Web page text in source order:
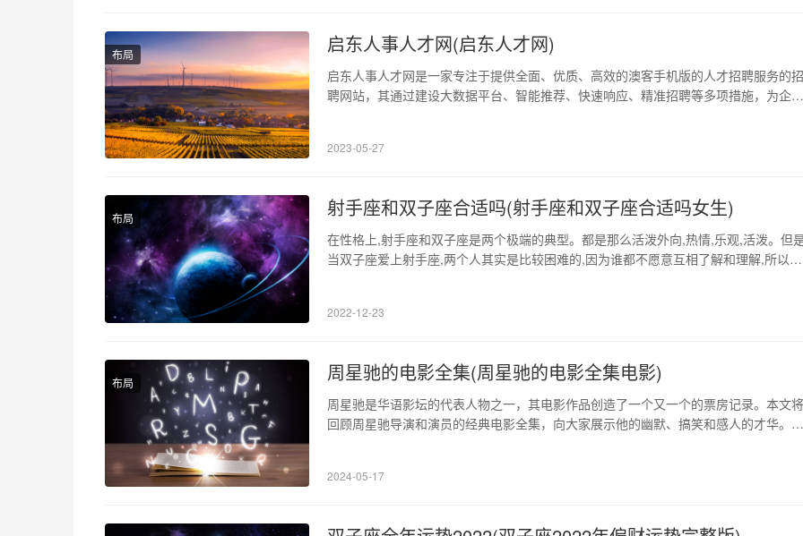
布局 启东人事人才网(启东人才网)
启东人事人才网是一家专注于提供全面、优质、高效的澳客手机版的人才招聘服务的招
聘网站，其通过建设大数据平台、智能推荐、快速响应、精准招聘等多项措施，为企业
职者可以通过简历创作、自我介绍、职业规划等一系列服务，提升自己在…
2023-05-27
布局 射手座和双子座合适吗(射手座和双子座合适吗女生)
在性格上,射手座和双子座是两个极端的典型。都是那么活泼外向,热情,乐观,活泼。但
当双子座爱上射手座,两个人其实是比较困难的,因为谁都不愿意互相了解和理解,所以在
子座合适吗男 他们两个是天生的一对…
2022-12-23
布局 周星驰的电影全集(周星驰的电影全集电影)
周星驰是华语影坛的代表人物之一，其电影作品创造了一个又一个的票房记录。本文将
回顾周星驰导演和演员的经典电影全集，向大家展示他的幽默、搞笑和感人的才华。
星驰对功夫和武术的酷爱，并在全球范围内获得了广泛的认可。…
2024-05-17